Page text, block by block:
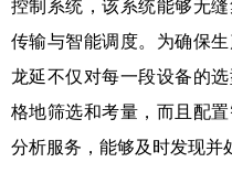
控制系统，该系统能够无
传输与智能调度。为确保
龙延不仅对每一段设备的
格地筛选和考量，而且配
分析服务，能够及时发现并